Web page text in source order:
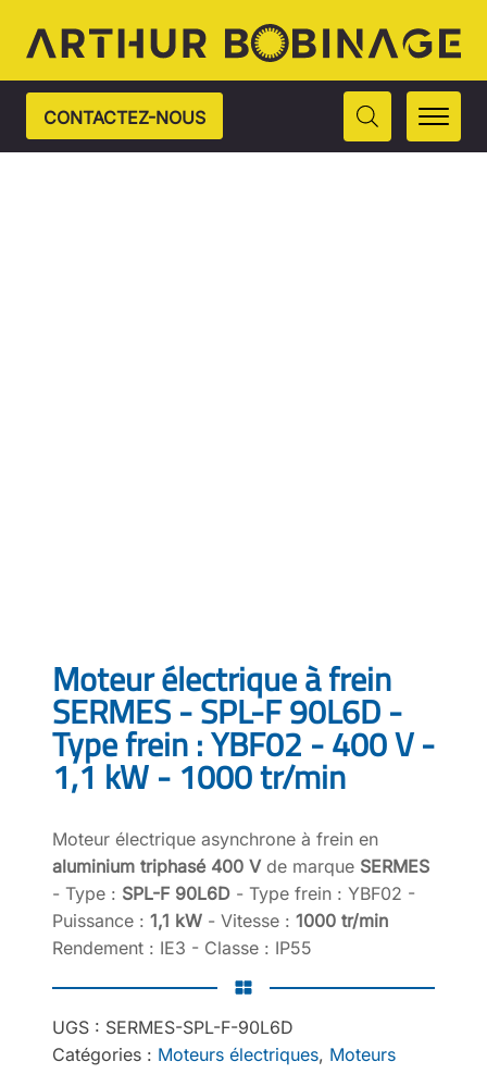
CONTACTEZ-NOUS
Moteur électrique à frein
SERMES - SPL-F 90L6D -
Type frein : YBF02 - 400 V -
1,1 kW - 1000 tr/min
Moteur électrique asynchrone à frein en
aluminium triphasé 400 V de marque SERMES
- Type : SPL-F 90L6D - Type frein : YBF02 -
Puissance : 1,1 kW - Vitesse : 1000 tr/min
Rendement : IE3 - Classe : IP55
UGS : SERMES-SPL-F-90L6D
Catégories : Moteurs électriques, Moteurs